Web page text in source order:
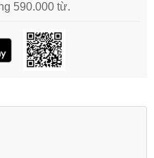
590.000 từ.